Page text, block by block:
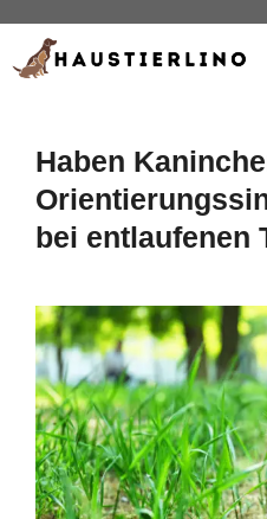
Zum
Inhalt
springen
Haben
bei entlaufenen